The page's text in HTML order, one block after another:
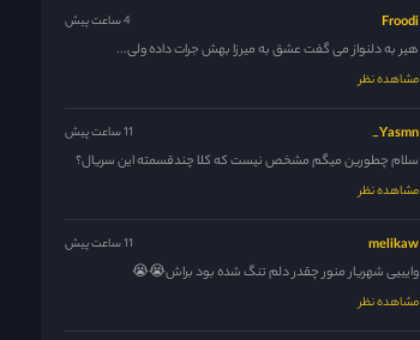
Froodi 4 ساعت پیش
هیر به دلنواز می گفت عشق به میرزا بهش جرات داده ولی...
مشاهده نظر
Yasmn_ 11 ساعت پیش
سلام چطورین میگم مشخص نیست که کلا چندقسمته این سریال؟
مشاهده نظر
melikaw 11 ساعت پیش
وایییی شهریار منور چقدر دلم تنگ شده بود براش😭😭
مشاهده نظر